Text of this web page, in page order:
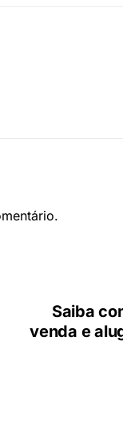
Saiba
venda e